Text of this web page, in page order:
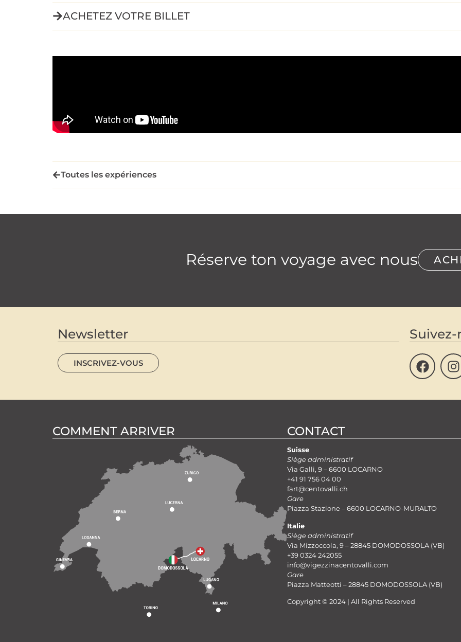
ACHETEZ VOTRE BILLET
Toutes les expériences
Réserve ton voyage avec nous
Newsletter
INSCRIVEZ-VOUS
COMMENT ARRIVER CONTACT
Suisse
Siège administratif
Via Galli, 9 – 6600 LOCARNO
+41 91 756 04 00
fart@centovalli.ch
Gare
Piazza Stazione – 6600 LOCARNO-MURALTO
Italie
Siège administratif
Via Mizzoccola, 9 – 28845 DOMODOSSOLA (VB)
+39 0324 242055
info@vigezzinacentovalli.com
Gare
Piazza Matteotti – 28845 DOMODOSSOLA (VB)
Copyright © 2024 | All Rights Reserved